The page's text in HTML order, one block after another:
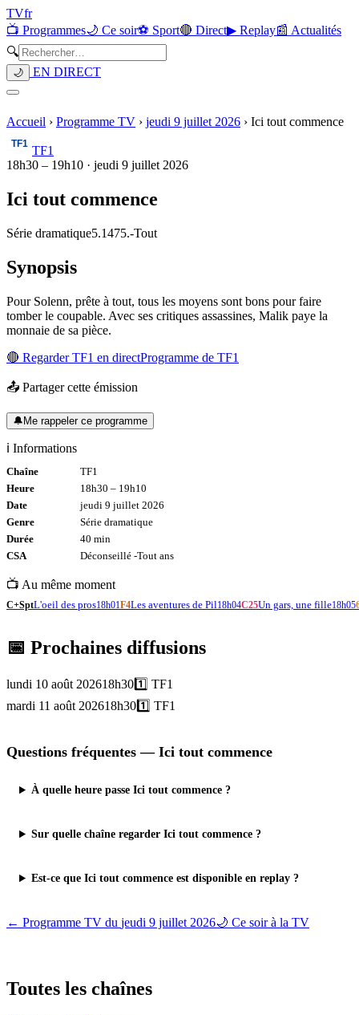
TVfr
📺 Programmes🌙 Ce soir⚽ Sport🔴 Direct▶ Replay📰 Actualités
🔍
🌙 EN DIRECT
Accueil › Programme TV › jeudi 9 juillet 2026 › Ici tout commence
TF1
18h30 – 19h10 · jeudi 9 juillet 2026
Ici tout commence
Série dramatique5.1475.-Tout
Synopsis
Pour Solenn, prête à tout, tous les moyens sont bons pour faire
tomber le coupable. Avec ses critiques assassines, Malik paye la
monnaie de sa pièce.
🔴 RegarderTF1 en directProgramme de TF1
📤 Partager cette émission
🔔Me rappeler ce programme
ℹ️ Informations
Chaîne
TF1
Heure
18h30 – 19h10
Date
jeudi 9 juillet 2026
Genre
Série dramatique
Durée
40 min
CSA
Déconseillé -Tout ans
📺 Au même moment
C+SptL'oeil des pros18h01F4Les aventures de Pil18h04C25Un gars, une fille18h05
📅 Prochaines diffusions
lundi 10 août 202618h301️⃣ TF1
mardi 11 août 202618h301️⃣ TF1
Questions fréquentes — Ici tout commence
À quelle heure passe Ici tout commence ?
Sur quelle chaîne regarder Ici tout commence ?
Est-ce que Ici tout commence est disponible en replay ?
← Programme TV du jeudi 9 juillet 2026🌙 Ce soir à la TV
Toutes les chaînes